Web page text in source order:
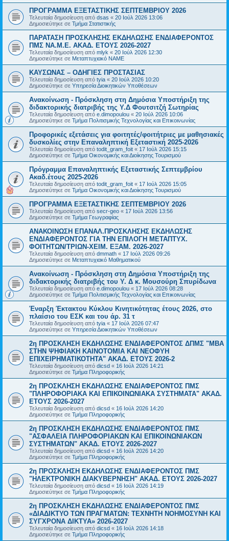
ΠΡΟΓΡΑΜΜΑ ΕΞΕΤΑΣΤΙΚΗΣ ΣΕΠΤΕΜΒΡΙΟΥ 2026
Τελευταία δημοσίευση από dsas « 20 Ιούλ 2026 13:06
Δημοσιεύτηκε σε Τμήμα Στατιστικής
ΠΑΡΑΤΑΣΗ ΠΡΟΣΚΛΗΣΗΣ ΕΚΔΗΛΩΣΗΣ ΕΝΔΙΑΦΕΡΟΝΤΟΣ
ΠΜΣ ΝΑ.Μ.Ε. ΑΚΑΔ. ΕΤΟΥΣ 2026-2027
Τελευταία δημοσίευση από mlyk « 20 Ιούλ 2026 12:30
Δημοσιεύτηκε σε Μεταπτυχιακό ΝΑΜΕ
ΚΑΥΣΩΝΑΣ – ΟΔΗΓΙΕΣ ΠΡΟΣΤΑΣΙΑΣ
Τελευταία δημοσίευση από tyia « 20 Ιούλ 2026 10:20
Δημοσιεύτηκε σε Υπηρεσία Διοικητικών Υποθέσεων
Ανακοίνωση - Πρόσκληση στη Δημόσια Υποστήριξη της
διδακτορικής διατριβής της Υ.Δ Φουτσιτζή Σωτηρίας
Τελευταία δημοσίευση από e.dimopoulou « 20 Ιούλ 2026 10:06
Δημοσιεύτηκε σε Τμήμα Πολιτισμικής Τεχνολογίας και Επικοινωνίας
Προφορικές εξετάσεις για φοιτητές/φοιτήτριες με μαθησιακές
δυσκολίες στην Επαναληπτική Εξεταστική 2025-2026
Τελευταία δημοσίευση από todit_gram_foit « 17 Ιούλ 2026 15:15
Δημοσιεύτηκε σε Τμήμα Οικονομικής και Διοίκησης Τουρισμού
Πρόγραμμα Επαναληπτικής Εξεταστικής Σεπτεμβρίου
Ακαδ.έτους 2025-2026
Τελευταία δημοσίευση από todit_gram_foit « 17 Ιούλ 2026 15:05
Δημοσιεύτηκε σε Τμήμα Οικονομικής και Διοίκησης Τουρισμού
ΠΡΟΓΡΑΜΜΑ ΕΞΕΤΑΣΤΙΚΗΣ ΣΕΠΤΕΜΒΡΙΟΥ 2026
Τελευταία δημοσίευση από secr-geo « 17 Ιούλ 2026 13:56
Δημοσιεύτηκε σε Τμήμα Γεωγραφίας
ΑΝΑΚΟΙΝΩΣΗ ΕΠΑΝΑΛ.ΠΡΟΣΚΛΗΣΗΣ ΕΚΔΗΛΩΣΗΣ
ΕΝΔΙΑΦΕΡΟΝΤΟΣ ΓΙΑ ΤΗΝ ΕΠΙΛΟΓΗ ΜΕΤΑΠΤΥΧ.
ΦΟΙΤΗΤΩΝ/ΤΡΙΩΝ-ΧΕΙΜ. ΕΞΑΜ. 2026-2027
Τελευταία δημοσίευση από dmmath « 17 Ιούλ 2026 09:26
Δημοσιεύτηκε σε Μεταπτυχιακό Μαθηματικού
Ανακοίνωση - Πρόσκληση στη Δημόσια Υποστήριξη της
διδακτορικής διατριβής του Υ. Δ κ. Μουσούρη Σπυρίδωνα
Τελευταία δημοσίευση από e.dimopoulou « 17 Ιούλ 2026 08:28
Δημοσιεύτηκε σε Τμήμα Πολιτισμικής Τεχνολογίας και Επικοινωνίας
Έναρξη Έκτακτου Κύκλου Κινητικότητας έτους 2026, στο
πλαίσιο του ΕΣΚ και του άρ. 31 τ
Τελευταία δημοσίευση από tyia « 17 Ιούλ 2026 07:47
Δημοσιεύτηκε σε Υπηρεσία Διοικητικών Υποθέσεων
2η ΠΡΟΣΚΛΗΣΗ ΕΚΔΗΛΩΣΗΣ ΕΝΔΙΑΦΕΡΟΝΤΟΣ ΔΠΜΣ "ΜΒΑ
ΣΤΗΝ ΨΗΦΙΑΚΗ ΚΑΙΝΟΤΟΜΙΑ ΚΑΙ ΝΕΟΦΥΗ
ΕΠΙΧΕΙΡΗΜΑΤΙΚΟΤΗΤΑ" ΑΚΑΔ. ΕΤΟΥΣ 2026-2
Τελευταία δημοσίευση από dicsd « 16 Ιούλ 2026 14:21
Δημοσιεύτηκε σε Τμήμα Πληροφορικής
2η ΠΡΟΣΚΛΗΣΗ ΕΚΔΗΛΩΣΗΣ ΕΝΔΙΑΦΕΡΟΝΤΟΣ ΠΜΣ
"ΠΛΗΡΟΦΟΡΙΑΚΑ ΚΑΙ ΕΠΙΚΟΙΝΩΝΙΑΚΑ ΣΥΣΤΗΜΑΤΑ" ΑΚΑΔ.
ΕΤΟΥΣ 2026-2027
Τελευταία δημοσίευση από dicsd « 16 Ιούλ 2026 14:20
Δημοσιεύτηκε σε Τμήμα Πληροφορικής
2η ΠΡΟΣΚΛΗΣΗ ΕΚΔΗΛΩΣΗΣ ΕΝΔΙΑΦΕΡΟΝΤΟΣ ΠΜΣ
"ΑΣΦΑΛΕΙΑ ΠΛΗΡΟΦΟΡΙΑΚΩΝ ΚΑΙ ΕΠΙΚΟΙΝΩΝΙΑΚΩΝ
ΣΥΣΤΗΜΑΤΩΝ" ΑΚΑΔ. ΕΤΟΥΣ 2026-2027
Τελευταία δημοσίευση από dicsd « 16 Ιούλ 2026 14:20
Δημοσιεύτηκε σε Τμήμα Πληροφορικής
2η ΠΡΟΣΚΛΗΣΗ ΕΚΔΗΛΩΣΗΣ ΕΝΔΙΑΦΕΡΟΝΤΟΣ ΠΜΣ
"ΗΛΕΚΤΡΟΝΙΚΗ ΔΙΑΚΥΒΕΡΝΗΣΗ" ΑΚΑΔ. ΕΤΟΥΣ 2026-2027
Τελευταία δημοσίευση από dicsd « 16 Ιούλ 2026 14:19
Δημοσιεύτηκε σε Τμήμα Πληροφορικής
2η ΠΡΟΣΚΛΗΣΗ ΕΚΔΗΛΩΣΗΣ ΕΝΔΙΑΦΕΡΟΝΤΟΣ ΠΜΣ
«ΔΙΑΔΙΚΤΥΟ ΤΩΝ ΠΡΑΓΜΑΤΩΝ: ΤΕΧΝΗΤΗ ΝΟΗΜΟΣΥΝΗ ΚΑΙ
ΣΥΓΧΡΟΝΑ ΔΙΚΤΥΑ» 2026-2027
Τελευταία δημοσίευση από dicsd « 16 Ιούλ 2026 14:18
Δημοσιεύτηκε σε Τμήμα Πληροφορικής